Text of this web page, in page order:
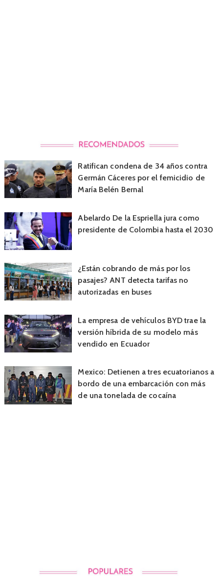
Ratifican condena de 34 años contra
Germán Cáceres por el femicidio de
María Belén Bernal
Abelardo De la Espriella jura como
presidente de Colombia hasta el 2030
¿Están cobrando de más por los
pasajes? ANT detecta tarifas no
autorizadas en buses
La empresa de vehículos BYD trae la
versión híbrida de su modelo más
vendido en Ecuador
Mexico: Detienen a tres ecuatorianos a
bordo de una embarcación con más
de una tonelada de cocaína